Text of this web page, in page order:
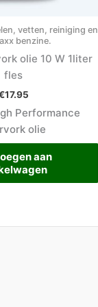
vetten, reiniging en
benzine.
olie 10 W 1liter
fles
17.95
Performance
olie
aan